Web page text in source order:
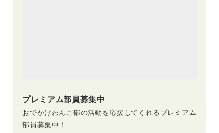
プレミアム部員募集中
おでかけわんこ部の活動を応援してくれるプレミアム
部員募集中！